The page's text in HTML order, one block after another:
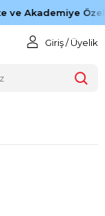
ve Akademiye Özel
Giriş / Üyelik